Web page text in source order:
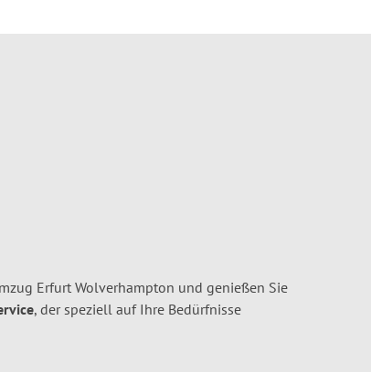
Erfurt Wolverhampton und genießen Sie
, der speziell auf Ihre Bedürfnisse